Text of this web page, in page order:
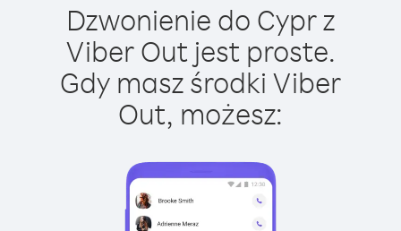
Dzwonienie do Cypr z
Viber Out jest proste.
Gdy masz środki Viber
Out, możesz: